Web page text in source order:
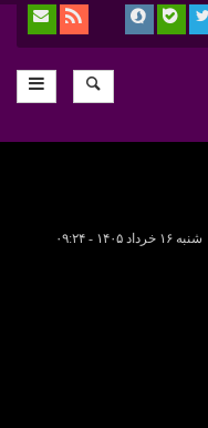
شنبه ۱۶ خرداد ۱۴۰۵ - ۰۹:۲۴